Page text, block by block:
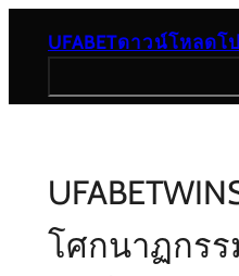
content
UFABETดาวน์โหลดโ
โศกนาฏกร